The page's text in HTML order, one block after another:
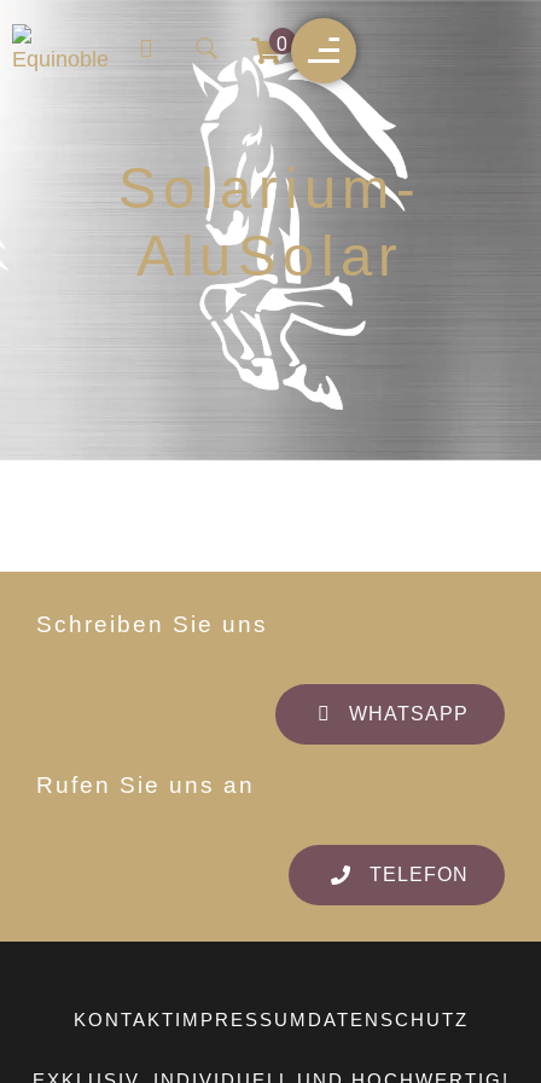
0
Solarium-
AluSolar
Schreiben Sie uns
WHATSAPP
Rufen Sie uns an
TELEFON
KONTAKTIMPRESSUM DATENSCHUTZ